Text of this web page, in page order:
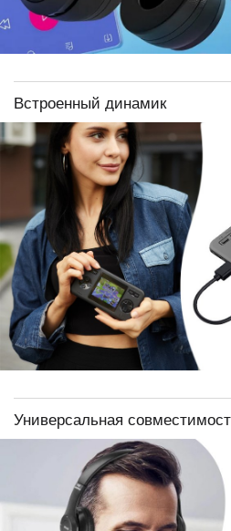
Встроенный динамик
Универсальная